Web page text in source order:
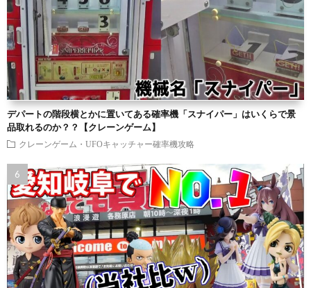
デパートの階段横とかに置いてある確率機「スナイパー」はいくらで景
品取れるのか？？【クレーンゲーム】
クレーンゲーム・UFOキャッチャー確率機攻略